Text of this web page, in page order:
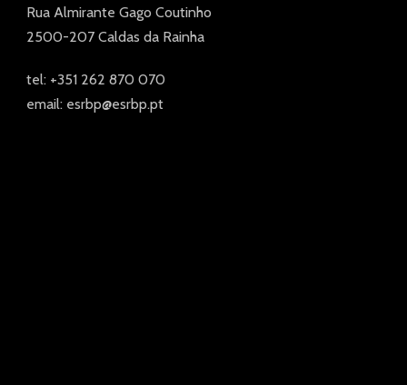
Rua Almirante Gago Coutinho
2500-207 Caldas da Rainha
tel: +351 262 870 070
email: esrbp@esrbp.pt